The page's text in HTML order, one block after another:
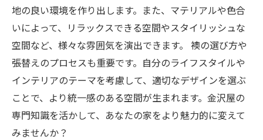
地の良い環境を作り出します。また、マテリアルや色合
いによって、リラックスできる空間やスタイリッシュな
空間など、様々な雰囲気を演出できます。 襖の選び方や
張替えのプロセスも重要です。自分のライフスタイルや
インテリアのテーマを考慮して、適切なデザインを選ぶ
ことで、より統一感のある空間が生まれます。金沢屋の
専門知識を活かして、あなたの家をより魅力的に変えて
みませんか？